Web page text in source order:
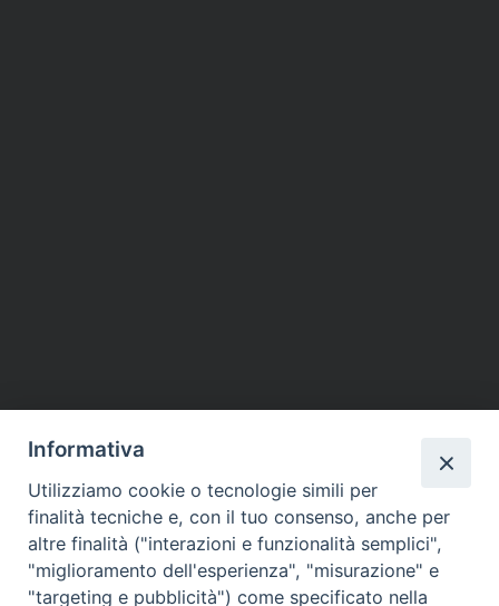
Informativa
Utilizziamo cookie o tecnologie simili per
finalità tecniche e, con il tuo consenso, anche per
altre finalità ("interazioni e funzionalità semplici",
"miglioramento dell'esperienza", "misurazione" e
"targeting e pubblicità") come specificato nella